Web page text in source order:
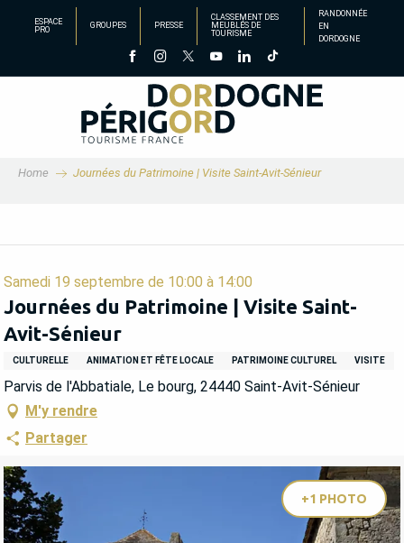
principal
ESPACE
PRO
GROUPES PRESSE
CLASSEMENT DES
MEUBLÉS DE
TOURISME
RANDONNÉE
EN
DORDOGNE
Home Journées du Patrimoine | Visite Saint-Avit-Sénieur
Samedi 19 septembre de 10:00 à 14:00
Journées du Patrimoine | Visite Saint-
Avit-Sénieur
CULTURELLE ANIMATION ET FÊTE LOCALE PATRIMOINE CULTUREL VISITE
Parvis de l'Abbatiale, Le bourg, 24440 Saint-Avit-Sénieur
M'y rendre
Partager
+1 PHOTO